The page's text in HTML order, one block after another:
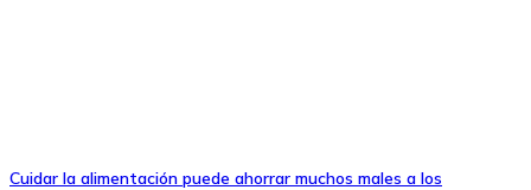
Cuidar la alimentación puede ahorrar muchos males a los